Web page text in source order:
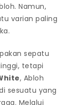
Namun,
varian paling
sepatu
tetapi
, Abloh
sesuatu yang
Melalui